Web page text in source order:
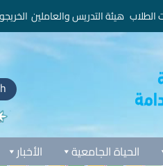
الطلاب هيئة التدريس والعاملين
الأخبار الحياة الجامعية